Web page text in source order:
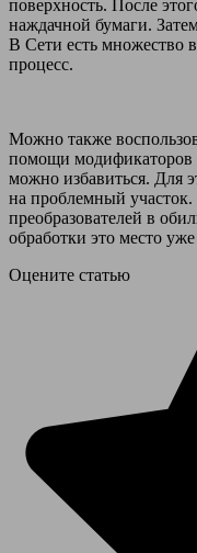
поверхность. После
наждачной бумаги.
В Сети есть множество
процесс.
Можно также
помощи модификаторов
можно избавиться. Для
на проблемный участок.
преобразователей в
обработки это место уже
Оцените статью